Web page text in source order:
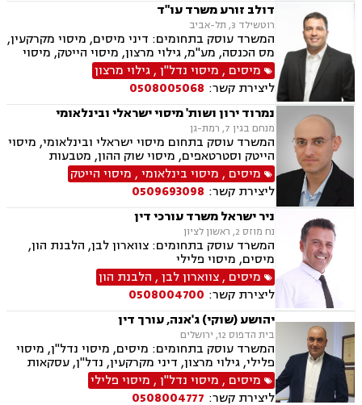
דולב זורע משרד עו"ד
רוטשילד 3, תל-אביב
המשרד עוסק בתחומים: דיני מיסים, מיסוי מקרקעין,
מס הכנסה, מע"מ, גילוי מרצון, מיסוי הייטק, מיסוי
שוק ההון, מיסוי בינלאומי
מיסים , מיסוי נדל"ן,גילוי מרצון
ליצירת קשר: 0508005068
נמרוד ירון ושות' מיסוי ישראלי ובינלאומי
מנחם בגין 7, רמת-גן
המשרד עוסק בתחום מיסוי ישראלי ובינלאומי, מיסוי
הייטק וסטרטאפים, מיסוי שוק ההון, מטבעות
דיגיטליים, גילוי מרצון, דיני חברות, ליווי מיזמים,
מיזוגים ורכישות, השקעות נדל"ן ופעילות עסקית
בחו"ל, פטור ממס הכנסה מטעמים רפואיים, עבירות
מס, חוק עידוד השקעות הון ועוד.
מיסים , מיסוי בינלאומי, מיסוי הייטק
ליצירת קשר: 0509693098
ניר ישראל משרד עורכי דין
נח מוזס 2, ראשון לציון
המשרד עוסק בתחומים: צווארון לבן, הלבנת הון,
מיסים, מיסוי פלילי
מיסים ,צווארון לבן, הלבנת הון
ליצירת קשר: 0508004700
יהושע (שוקי) ג'אנה, עורך דין
בית הדפוס 12, ירושלים
המשרד עוסק בתחומים: מיסים, מיסוי נדל"ן, מיסוי
פלילי, גילוי מרצון, דיני מקרקעין, נדל"ן, עסקאות
מכר דירה, פינוי בינוי, קבוצות רכישה, תמ"א 38
מיסים , מיסוי נדל"ן, מיסוי פלילי
ליצירת קשר: 0508004777